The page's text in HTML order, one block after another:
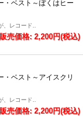
・ベスト～ぼくはヒー
レコード..
販売価格: 2,200円(税込)
・ベスト～アイスクリ
レコード..
販売価格: 2,200円(税込)